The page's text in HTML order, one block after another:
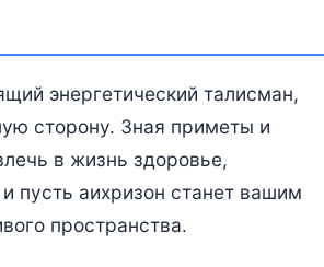
энергетический талисман,
сторону. Зная приметы и
в жизнь здоровье,
пусть аихризон станет вашим
пространства.